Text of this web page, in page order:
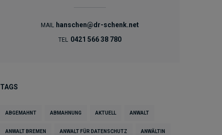
MAIL hanschen@dr-schenk.net
TEL 0421 566 38 780
TAGS
ABGEMAHNT ABMAHNUNG AKTUELL ANWALT
ANWALT BREMEN ANWALT FÜR DATENSCHUTZ ANWÄLTIN